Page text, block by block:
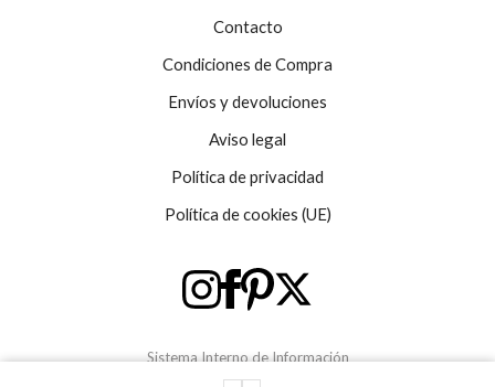
Contacto
Condiciones de Compra
Envíos y devoluciones
Aviso legal
Política de privacidad
Política de cookies (UE)
Sistema Interno de Información